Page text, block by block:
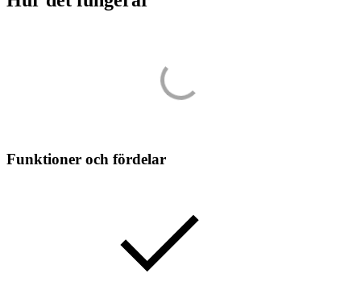
Funktioner och fördelar